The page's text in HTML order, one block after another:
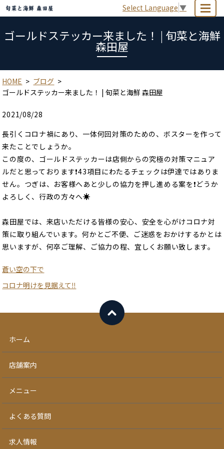
Select Language ▼
ゴールドステッカー来ました！ | 旬菜と海鮮
森田屋
HOME
ブログ
ゴールドステッカー来ました！ | 旬菜と海鮮 森田屋
2021/08/28
長引くコロナ禍にあり、一体何回対策のための、ボスターを作って
来たことでしょうか。
この度の、ゴールドステッカーは店側からの究極の対策マニュア
ルだと思っております❗43項目にわたるチェックは伊達ではありま
せん。つぎは、お客様へあと少しの協力を押し進める案を❗どうか
よろしく、行政の方々へ☀
森田屋では、来店いただける皆様の安心、安全を心がけコロナ対
策に取り組んでいます。何かとご不便、ご迷惑をおかけするかとは
思いますが、何卒ご理解、ご協力の程、宜しくお願い致します。
蒼い空の下で
コロナ明けを見据えて‼️
ホーム
店舗案内
メニュー
よくある質問
求人情報